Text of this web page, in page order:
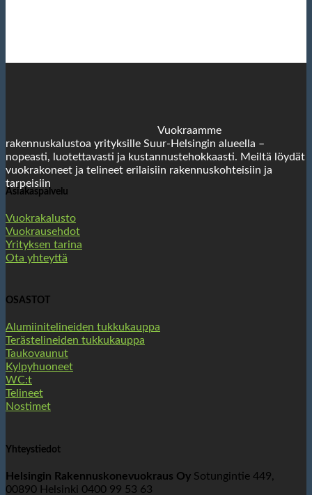
Vuokraamme
rakennuskalustoa yrityksille Suur-Helsingin alueella –
nopeasti, luotettavasti ja kustannustehokkaasti. Meiltä löydät
vuokrakoneet ja telineet erilaisiin rakennuskohteisiin ja
tarpeisiin
Asiakaspalvelu
Vuokrakalusto
Vuokrausehdot
Yrityksen tarina
Ota yhteyttä
OSASTOT
Alumiinitelineiden tukkukauppa
Terästelineiden tukkukauppa
Taukovaunut
Kylpyhuoneet
WC:t
Telineet
Nostimet
Yhteystiedot
Helsingin Rakennuskonevuokraus Oy Sotungintie 449,
00890 Helsinki 0400 99 53 63